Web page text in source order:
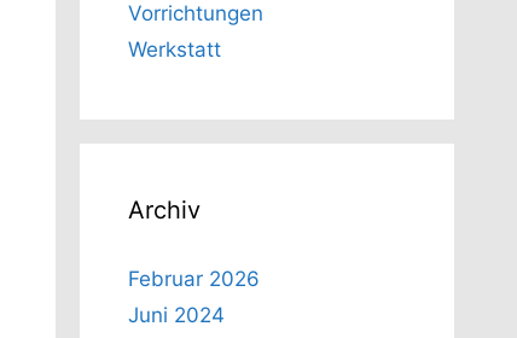
Vorrichtungen
Werkstatt
Archiv
Februar 2026
Juni 2024